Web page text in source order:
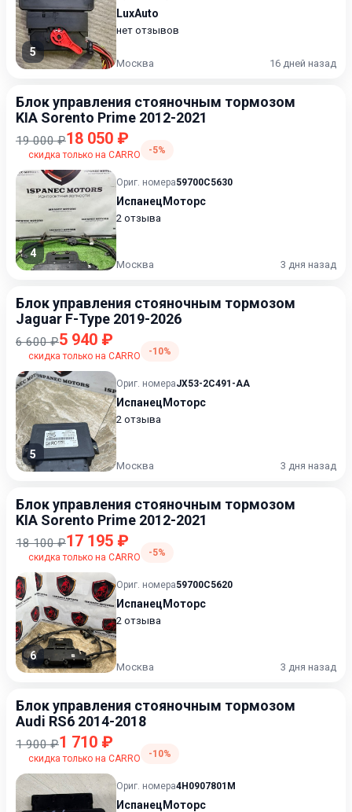
5
LuxAuto
нет отзывов
Москва 16 дней назад
Блок управления стояночным тормозом
KIA Sorento Prime 2012-2021
19 000 ₽18 050 ₽
скидка только на CARRO -5%
4
Ориг. номера59700C5630
ИспанецМоторс
2 отзыва
Москва 3 дня назад
Блок управления стояночным тормозом
Jaguar F-Type 2019-2026
6 600 ₽5 940 ₽
скидка только на CARRO -10%
5
Ориг. номераJX53-2C491-AA
ИспанецМоторс
2 отзыва
Москва 3 дня назад
Блок управления стояночным тормозом
KIA Sorento Prime 2012-2021
18 100 ₽17 195 ₽
скидка только на CARRO -5%
6
Ориг. номера59700C5620
ИспанецМоторс
2 отзыва
Москва 3 дня назад
Блок управления стояночным тормозом
Audi RS6 2014-2018
1 900 ₽1 710 ₽
скидка только на CARRO -10%
Ориг. номера4H0907801M
ИспанецМоторс